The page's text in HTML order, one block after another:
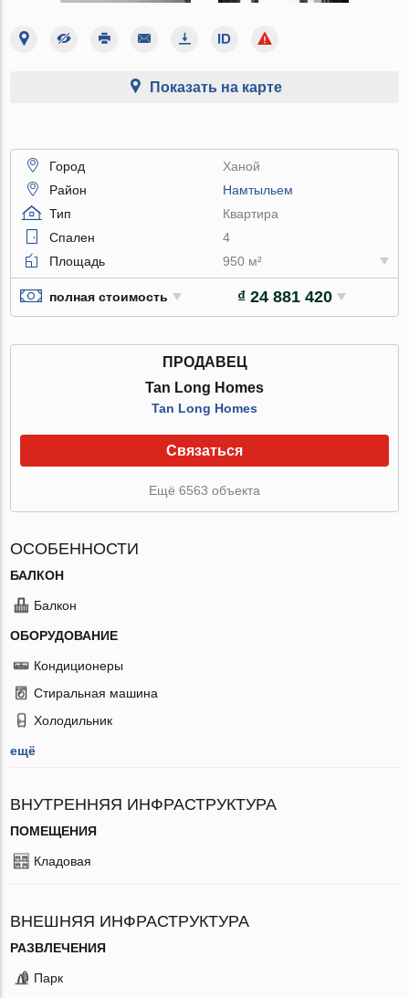
Показать на карте
Город
Ханой
Район
Намтыльем
Тип
Квартира
Спален
4
Площадь
950 м²
полная стоимость ₫ 24 881 420
ПРОДАВЕЦ
Tan Long Homes
Tan Long Homes
Связаться
Ещё 6563 объекта
ОСОБЕННОСТИ
БАЛКОН
Балкон
ОБОРУДОВАНИЕ
Кондиционеры
Стиральная машина
Холодильник
ещё
ВНУТРЕННЯЯ ИНФРАСТРУКТУРА
ПОМЕЩЕНИЯ
Кладовая
ВНЕШНЯЯ ИНФРАСТРУКТУРА
РАЗВЛЕЧЕНИЯ
Парк